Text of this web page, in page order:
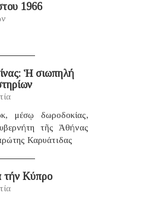
1966
Ἡ σιωπηλή
μέσῳ δωροδοκίας,
τῆς Ἀθήνας
Καρυάτιδας
τήν Κύπρο